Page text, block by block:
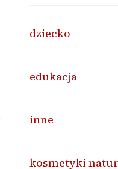
dziecko
edukacja
inne
kosmetyki